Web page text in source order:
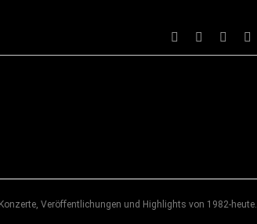
Veröffentlichungen und Highlights von 1982-heute.